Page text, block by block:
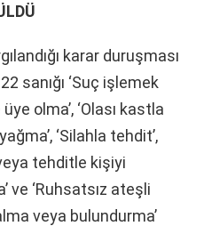
karar duruşması
sanığı ‘Suç işlemek
olma’, ‘Olası kastla
‘Silahla tehdit’,
tehditle kişiyi
ve ‘Ruhsatsız ateşli
veya bulundurma’